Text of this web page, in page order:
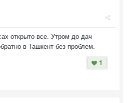
открыто все. Утром до дач
в Ташкент без проблем.
1